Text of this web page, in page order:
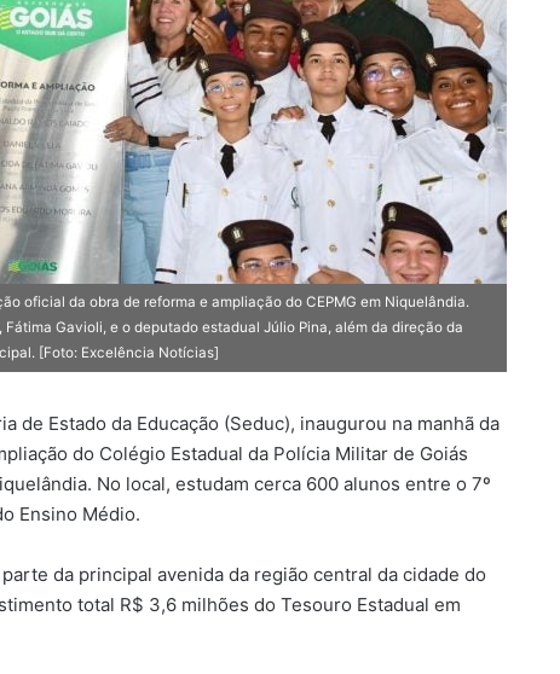
oficial da obra de reforma e ampliação do CEPMG em Niquelândia.
Gavioli, e o deputado estadual Júlio Pina, além da direção da
[Foto: Excelência Notícias]
de Estado da Educação (Seduc), inaugurou na manhã da
do Colégio Estadual da Polícia Militar de Goiás
No local, estudam cerca 600 alunos entre o 7º
Ensino Médio.
da principal avenida da região central da cidade do
total R$ 3,6 milhões do Tesouro Estadual em